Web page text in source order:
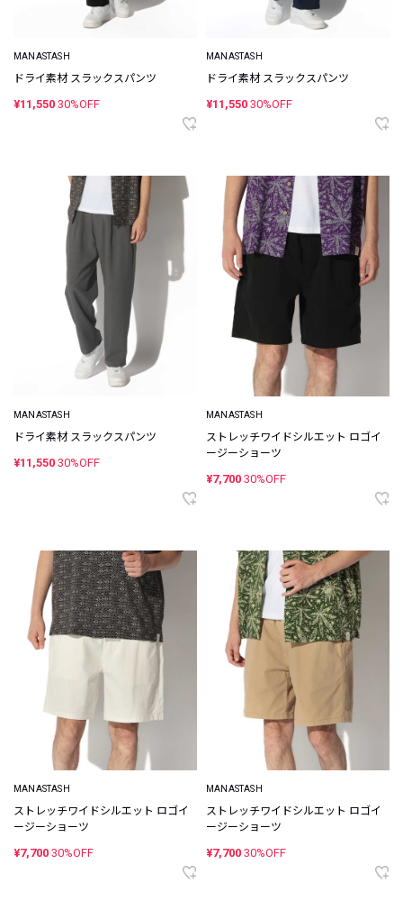
MANASTASH
ドライ素材 スラックスパンツ
¥11,550 30%OFF
MANASTASH
ドライ素材 スラックスパンツ
¥11,550 30%OFF
MANASTASH
ドライ素材 スラックスパンツ
¥11,550 30%OFF
MANASTASH
ストレッチワイドシルエット ロゴイ
ージーショーツ
¥7,700 30%OFF
MANASTASH
ストレッチワイドシルエット ロゴイ
ージーショーツ
¥7,700 30%OFF
MANASTASH
ストレッチワイドシルエット ロゴイ
ージーショーツ
¥7,700 30%OFF